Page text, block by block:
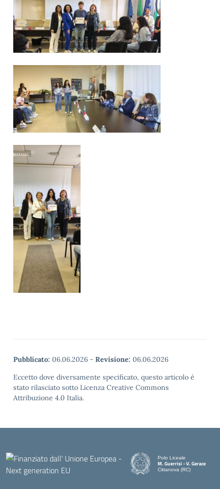
Pubblicato: 06.06.2026 - Revisione: 06.06.2026
Eccetto dove diversamente specificato, questo articolo è
stato rilasciato sotto Licenza Creative Commons
Attribuzione 4.0 Italia.
Polo Liceale
M. Guerrisi - V. Gerace
Cittanova (RC)